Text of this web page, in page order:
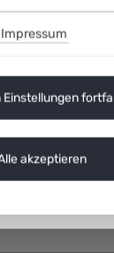
(AGI):
Realität
2025
Impressum
Einstellungen
akzeptieren